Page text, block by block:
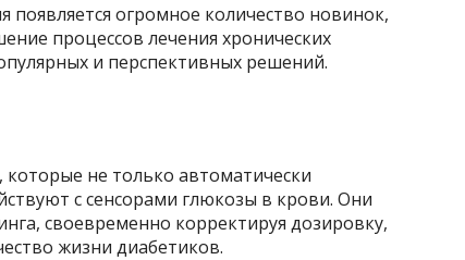
огромное количество новинок,
процессов лечения хронических
и перспективных решений.
не только автоматически
с сенсорами глюкозы в крови. Они
своевременно корректируя дозировку,
жизни диабетиков.